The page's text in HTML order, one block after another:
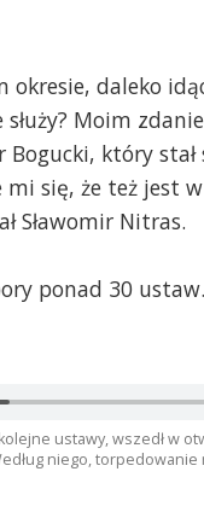
daleko
Moim
który stał
się, że też jest
Sławomir Nitras.
ponad 30
ustawy, wszedł w
niego,
09:21
swoimi
trzymać się